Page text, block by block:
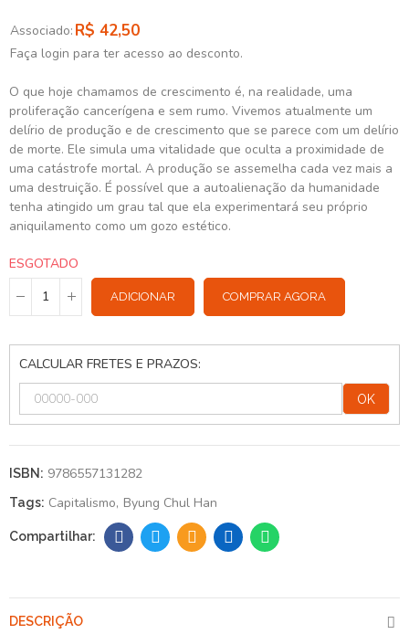
Associado: R$ 42,50
Faça login para ter acesso ao desconto.
O que hoje chamamos de crescimento é, na realidade, uma
proliferação cancerígena e sem rumo. Vivemos atualmente um
delírio de produção e de crescimento que se parece com um delírio
de morte. Ele simula uma vitalidade que oculta a proximidade de
uma catástrofe mortal. A produção se assemelha cada vez mais a
uma destruição. É possível que a autoalienação da humanidade
tenha atingido um grau tal que ela experimentará seu próprio
aniquilamento como um gozo estético.
ESGOTADO
ADICIONAR COMPRAR AGORA
CALCULAR FRETES E PRAZOS:
OK
ISBN: 9786557131282
Tags: Capitalismo Byung Chul Han
DESCRIÇÃO